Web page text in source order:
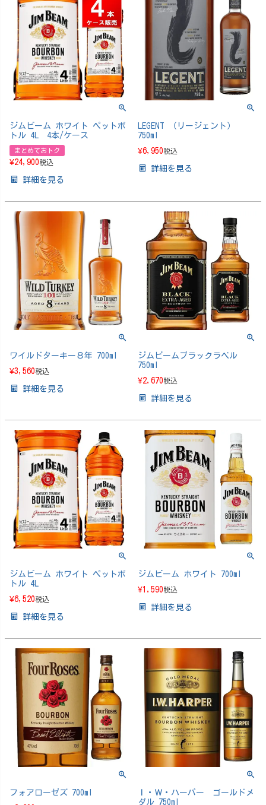
ジムビーム ホワイト ペットボ
トル 4L 4本/ケース
まとめておトク
¥24,900税込
詳細を見る
LEGENT （リージェント）
750ml
¥6,950税込
詳細を見る
ワイルドターキー８年 700ml
¥3,560税込
詳細を見る
ジムビームブラックラベル
750ml
¥2,670税込
詳細を見る
ジムビーム ホワイト ペットボ
トル 4L
¥6,520税込
詳細を見る
ジムビーム ホワイト 700ml
¥1,590税込
詳細を見る
フォアローゼズ 700ml
Ｉ・Ｗ・ハーパー ゴールドメ
ダル 750ml